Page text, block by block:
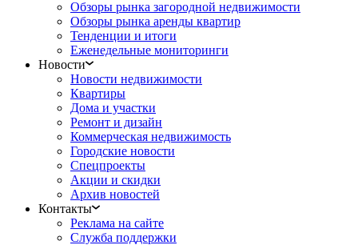
Обзоры рынка загородной недвижимости
Обзоры рынка аренды квартир
Тенденции и итоги
Еженедельные мониторинги
Новости
Новости недвижимости
Квартиры
Дома и участки
Ремонт и дизайн
Коммерческая недвижимость
Городские новости
Спецпроекты
Акции и скидки
Архив новостей
Контакты
Реклама на сайте
Служба поддержки